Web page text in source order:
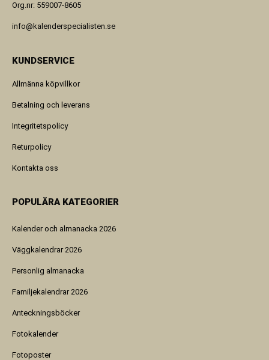
Org.nr: 559007-8605
info@kalenderspecialisten.se
KUNDSERVICE
Allmänna köpvillkor
Betalning och leverans
Integritetspolicy
Returpolicy
Kontakta oss
POPULÄRA KATEGORIER
Kalender och almanacka 2026
Väggkalendrar 2026
Personlig almanacka
Familjekalendrar 2026
Anteckningsböcker
Fotokalender
Fotoposter